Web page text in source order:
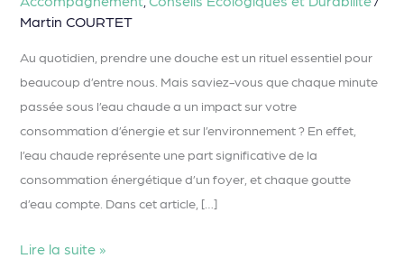
Martin COURTET
Au quotidien, prendre une douche est un rituel essentiel pour
beaucoup d’entre nous. Mais saviez-vous que chaque minute
passée sous l’eau chaude a un impact sur votre
consommation d’énergie et sur l’environnement ? En effet,
l’eau chaude représente une part significative de la
consommation énergétique d’un foyer, et chaque goutte
d’eau compte. Dans cet article, […]
Lire la suite »